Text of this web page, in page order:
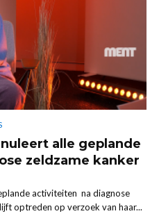
alle geplande
zeldzame kanker
activiteiten na diagnose
optreden op verzoek van haar...